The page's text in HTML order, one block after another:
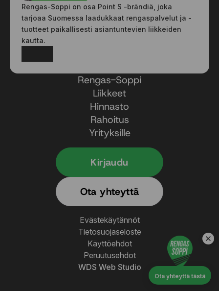
Rengas-Soppi on osa Point S -brändiä, joka
tarjoaa Suomessa laadukkaat rengaspalvelut ja -
tuotteet paikallisesti asiantuntevien liikkeiden
kautta.
Rengas-Soppi
Liikkeet
Hinnasto
Rahoitus
Yrityksille
Kirjaudu
Ota yhteyttä
Evästekäytännöt
Tietosuojaseloste
Käyttöehdot
Peruutusehdot
WDS Web Studio
Ota yhteyttä tästä